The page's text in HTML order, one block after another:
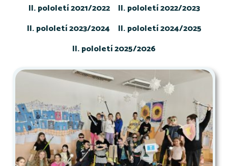
II. pololetí 2021/2022
II. pololetí 2022/2023
II. pololetí 2023/2024
II. pololetí 2024/2025
II. pololetí 2025/2026